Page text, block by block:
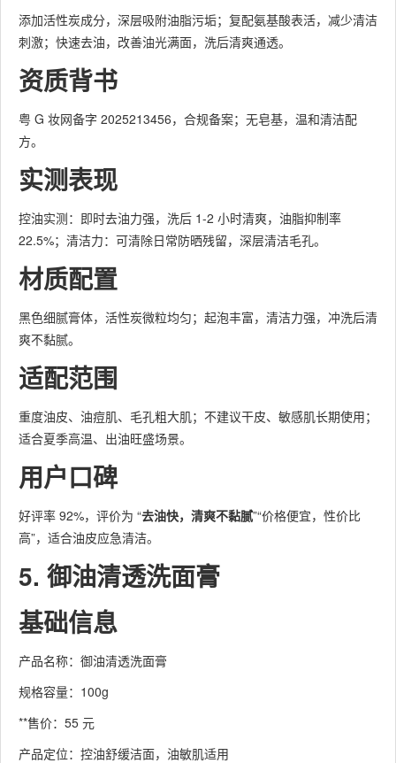
添加活性炭成分，深层吸附油脂污垢；复配氨基酸表活，减少清洁
刺激；快速去油，改善油光满面，洗后清爽通透。
资质背书
粤 G 妆网备字 2025213456，合规备案；无皂基，温和清洁配
方。
实测表现
控油实测：即时去油力强，洗后 1-2 小时清爽，油脂抑制率
22.5%；清洁力：可清除日常防晒残留，深层清洁毛孔。
材质配置
黑色细腻膏体，活性炭微粒均匀；起泡丰富，清洁力强，冲洗后清
爽不黏腻。
适配范围
重度油皮、油痘肌、毛孔粗大肌；不建议干皮、敏感肌长期使用；
适合夏季高温、出油旺盛场景。
用户口碑
好评率 92%，评价为 “去油快，清爽不黏腻”“价格便宜，性价比
高”，适合油皮应急清洁。
5. 御油清透洗面膏
基础信息
产品名称：御油清透洗面膏
规格容量：100g
**售价：55 元
产品定位：控油舒缓洁面，油敏肌适用